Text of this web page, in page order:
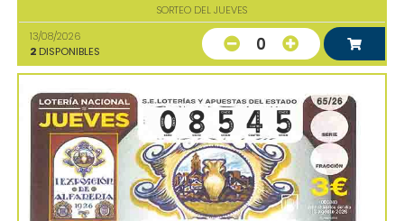
SORTEO DEL JUEVES
13/08/2026
2 DISPONIBLES 0